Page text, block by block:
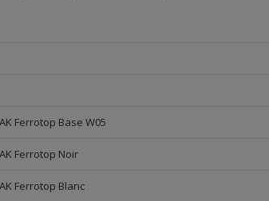
Ferrotop Base W05
Ferrotop Noir
Ferrotop Blanc